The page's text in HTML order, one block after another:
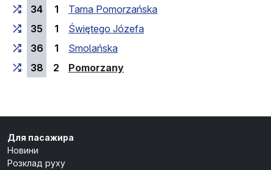
34
1
Tama Pomorzańska
35
1
Świętego Józefa
36
1
Smolańska
38
2 Pomorzany(кінцева зупинка)
Для пасажира
Новини
Розклад руху